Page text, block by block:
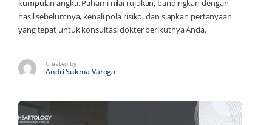
kumpulan angka. Pahami nilai rujukan, bandingkan dengan
hasil sebelumnya, kenali pola risiko, dan siapkan pertanyaan
yang tepat untuk konsultasi dokter berikutnya Anda.
Created by
Andri Sukma Varoga